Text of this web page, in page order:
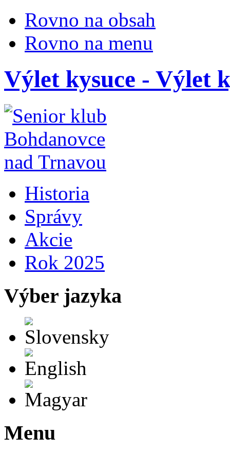
Rovno na obsah
Rovno na menu
Výlet kysuce - Výlet
Historia
Správy
Akcie
Rok 2025
Výber jazyka
Menu